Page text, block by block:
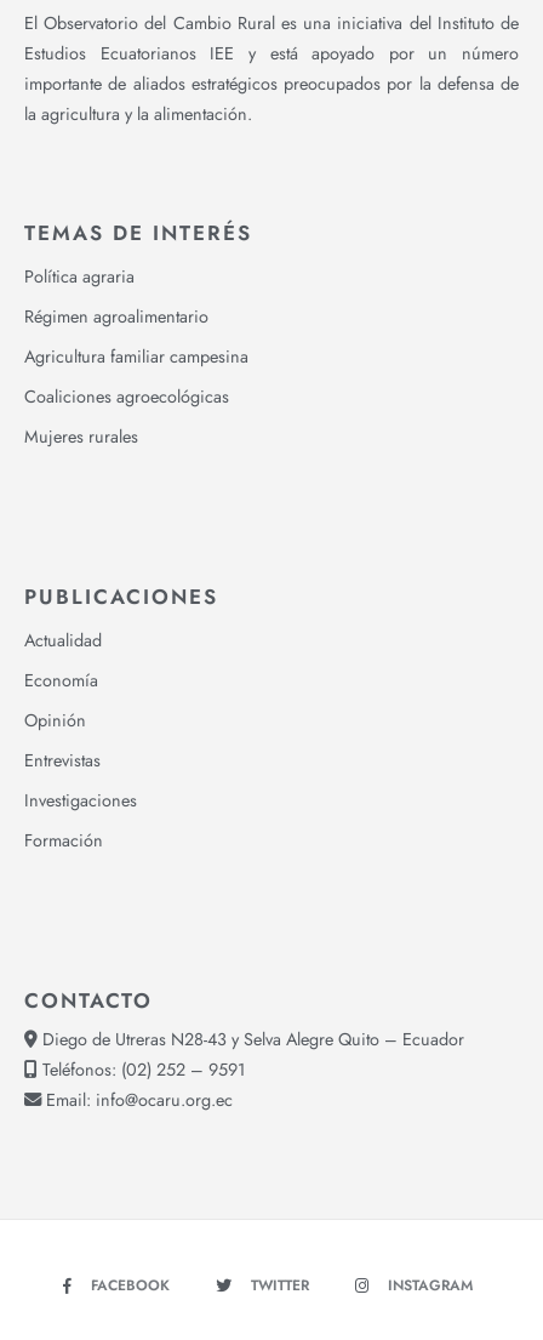
El Observatorio del Cambio Rural es una iniciativa del Instituto de
Estudios Ecuatorianos IEE y está apoyado por un número
importante de aliados estratégicos preocupados por la defensa de
la agricultura y la alimentación.
TEMAS DE INTERÉS
Política agraria
Régimen agroalimentario
Agricultura familiar campesina
Coaliciones agroecológicas
Mujeres rurales
PUBLICACIONES
Actualidad
Economía
Opinión
Entrevistas
Investigaciones
Formación
CONTACTO
Diego de Utreras N28-43 y Selva Alegre Quito – Ecuador
Teléfonos: (02) 252 – 9591
Email: info@ocaru.org.ec
FACEBOOK TWITTER INSTAGRAM